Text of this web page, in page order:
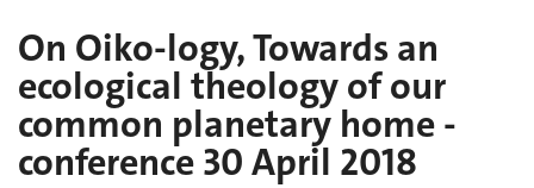
On Oiko-logy, Towards an
ecological theology of our
common planetary home -
conference 30 April 2018